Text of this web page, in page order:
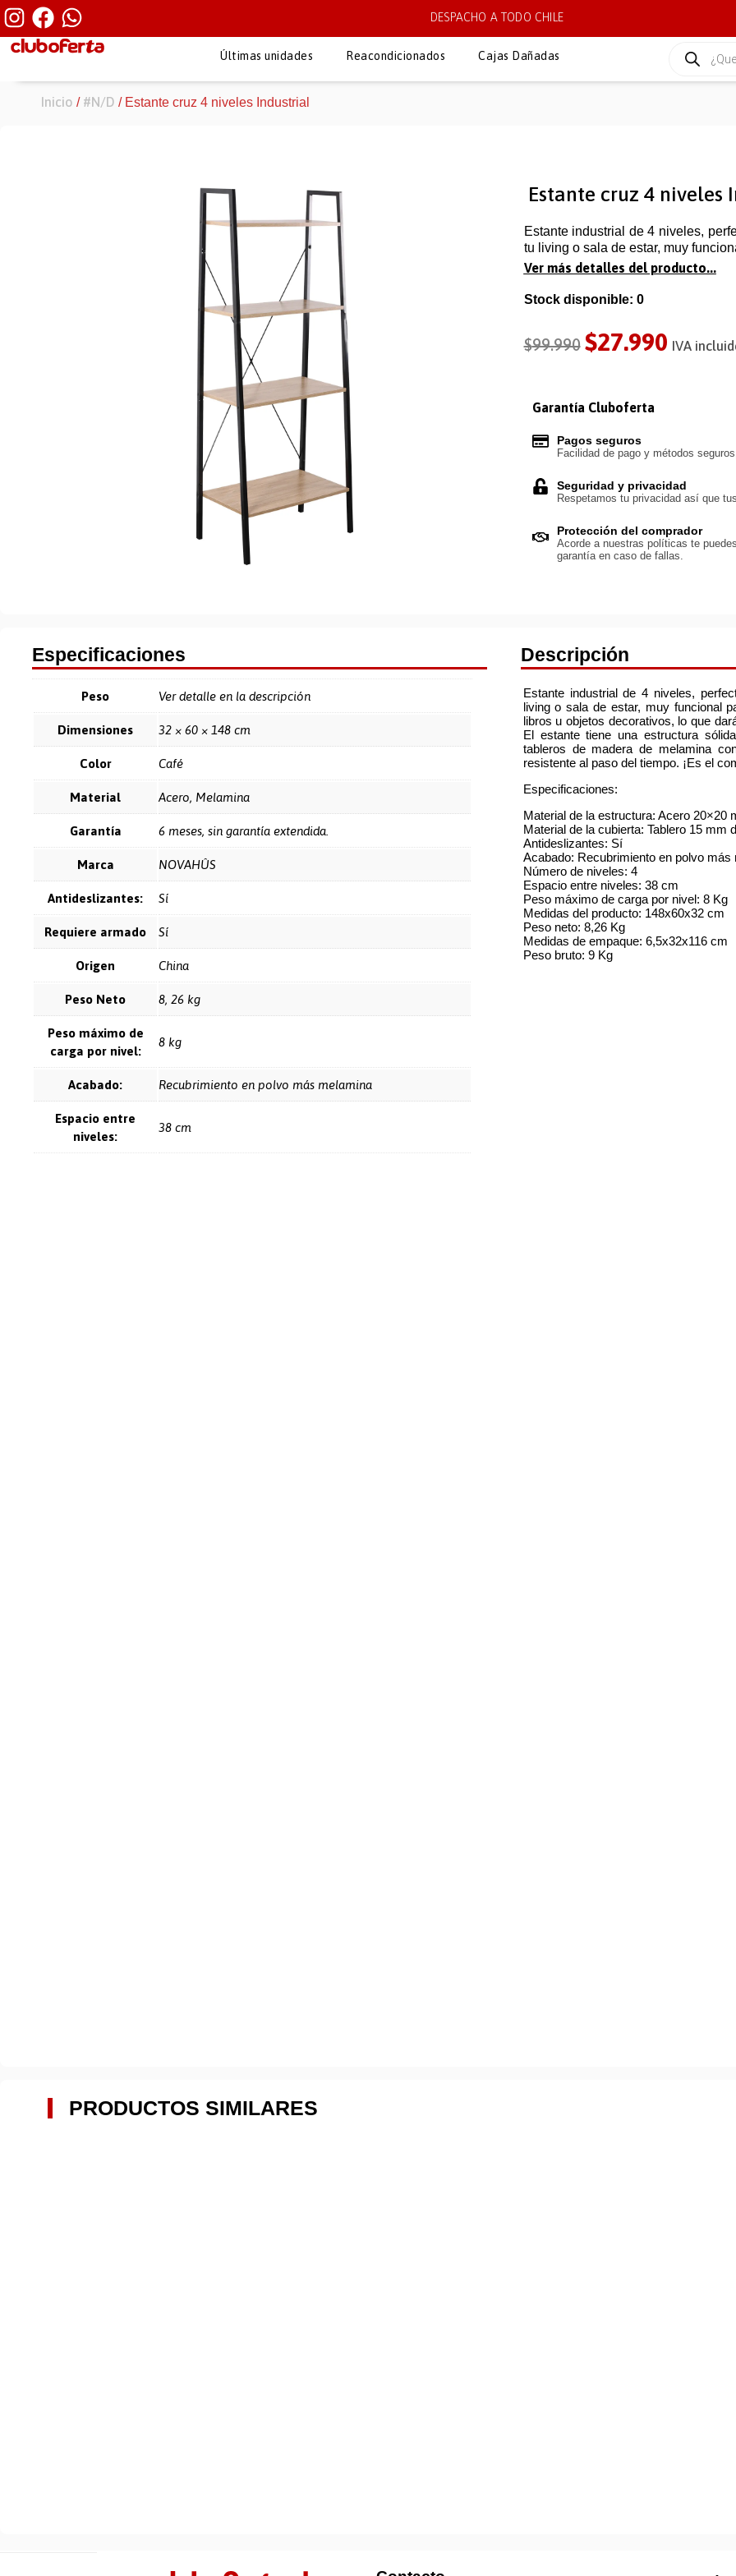
DESPACHO A TODO CHILE
Últimas unidades Reacondicionados Cajas Dañadas
Inicio / #N/D / Estante cruz 4 niveles Industrial
Estante cruz 4 niveles
Estante industrial de 4 niveles,
tu living o sala de estar, muy
Ver más detalles del producto...
Stock disponible: 0
$99.990 $27.990 IVA
Garantía Cluboferta
Pagos seguros
Facilidad de pago y métodos
Seguridad y privacidad
Respetamos tu privacidad así que
Protección del comprador
Acorde a nuestras políticas te
garantía en caso de fallas.
Especificaciones
Peso Ver detalle en la descripción
Dimensiones 32 × 60 × 148 cm
Color Café
Material Acero, Melamina
Garantía 6 meses, sin garantía extendida.
Marca NOVAHÛS
Antideslizantes: Sí
Requiere armado Sí
Origen China
Peso Neto 8, 26 kg
Peso máximo de
carga por nivel:
8 kg
Acabado: Recubrimiento en polvo más melamina
Espacio entre
niveles:
38 cm
Descripción
Estante industrial de 4 niveles,
living o sala de estar, muy funcional
libros u objetos decorativos, lo que
El estante tiene una estructura
tableros de madera de melamina
resistente al paso del tiempo. ¡Es el
Especificaciones:
Material de la estructura: Acero 20×20
Material de la cubierta: Tablero 15 mm
Antideslizantes: Sí
Acabado: Recubrimiento en polvo más
Número de niveles: 4
Espacio entre niveles: 38 cm
Peso máximo de carga por nivel: 8 Kg
Medidas del producto: 148x60x32 cm
Peso neto: 8,26 Kg
Medidas de empaque: 6,5x32x116 cm
Peso bruto: 9 Kg
PRODUCTOS SIMILARES